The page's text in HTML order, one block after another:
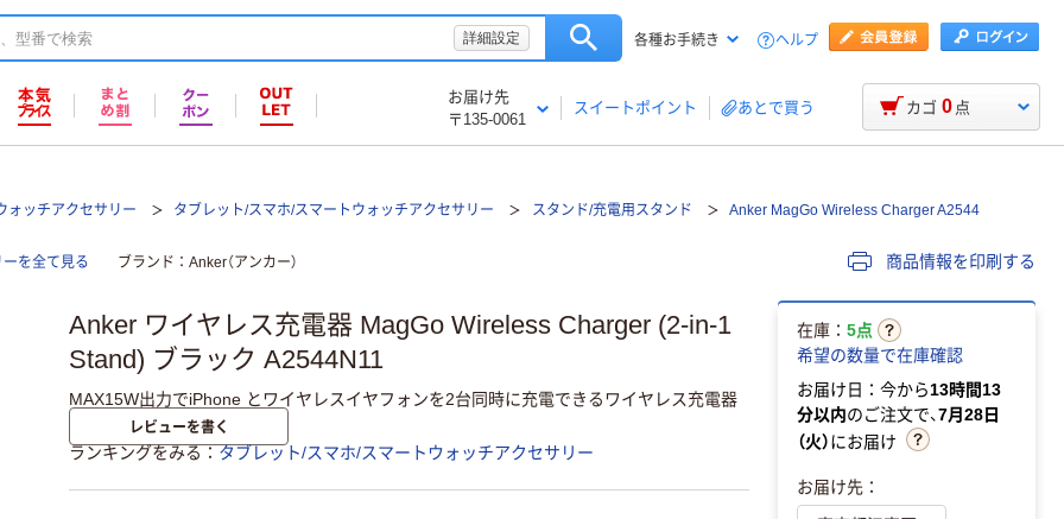
詳細設定 各種お手続き ヘルプ
お届け先
〒135-0061
スイートポイント あとで買う カゴ 0 点
ォッチアクセサリー タブレット/スマホ/スマートウォッチアクセサリー スタンド/充電用スタンド Anker MagGo Wireless Charger A2544
を全て見る ブランド Anker（アンカー） 商品情報を印刷する
Anker ワイヤレス充電器 MagGo Wireless Charger (2-in-1
Stand) ブラック A2544N11
MAX15W出力でiPhone とワイヤレスイヤフォンを2台同時に充電できるワイヤレス充電器
レビューを書く
ランキングをみる タブレット/スマホ/スマートウォッチアクセサリー
在庫： 5点
希望の数量で在庫確認
お届け日：今から13時間13
分以内のご注文で、7月28日
（火）にお届け
お届け先：